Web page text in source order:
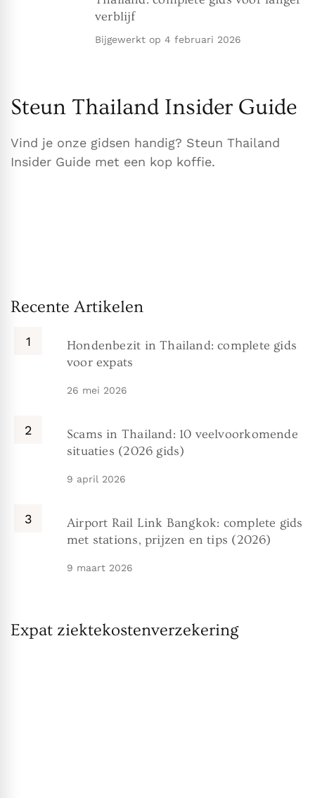
verblijf
Bijgewerkt op 4 februari 2026
Steun Thailand Insider Guide
Vind je onze gidsen handig? Steun Thailand
Insider Guide met een kop koffie.
Recente Artikelen
Hondenbezit in Thailand: complete gids
voor expats
26 mei 2026
Scams in Thailand: 10 veelvoorkomende
situaties (2026 gids)
9 april 2026
Airport Rail Link Bangkok: complete gids
met stations, prijzen en tips (2026)
9 maart 2026
Expat ziektekostenverzekering